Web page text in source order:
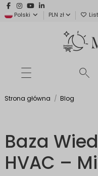
Polski PLN zł
Strona główna Blog
Baza
HVAC –